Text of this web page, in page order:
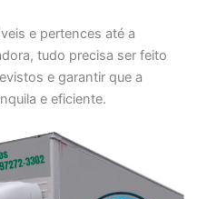
e pertences até a
tudo precisa ser feito
e garantir que a
e eficiente.